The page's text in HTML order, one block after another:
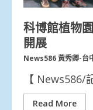
科博館植物
開展
News586 黃秀卿-台
【 News586/
Read More